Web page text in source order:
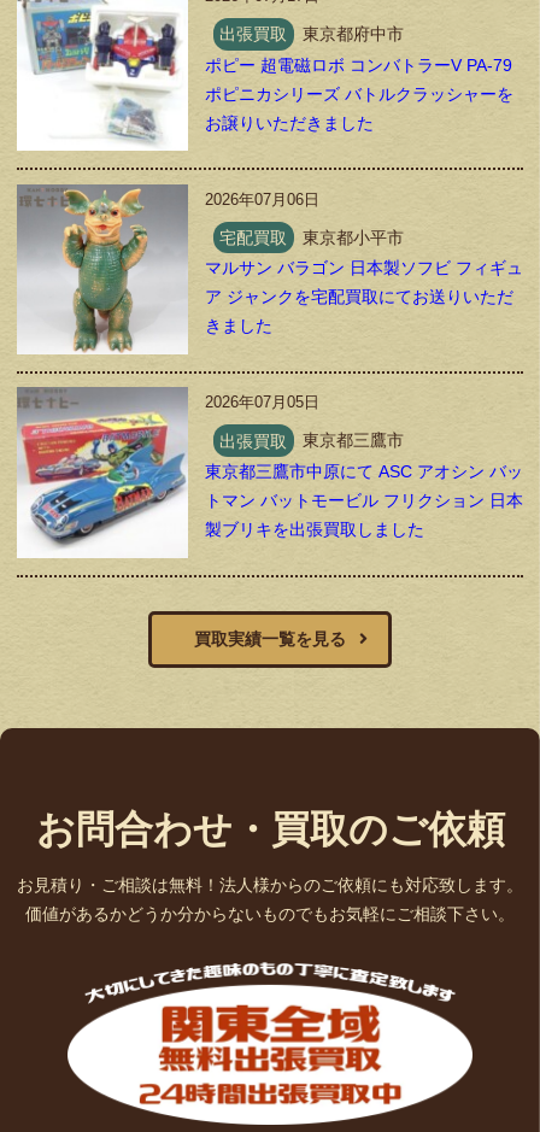
出張買取
東京都府中市
ポピー 超電磁ロボ コンバトラーV PA-79
ポピニカシリーズ バトルクラッシャーを
お譲りいただきました
2026年07月06日
宅配買取
東京都小平市
マルサン バラゴン 日本製ソフビ フィギュ
ア ジャンクを宅配買取にてお送りいただ
きました
2026年07月05日
出張買取
東京都三鷹市
東京都三鷹市中原にて ASC アオシン バッ
トマン バットモービル フリクション 日本
製ブリキを出張買取しました
買取実績一覧を見る
お問合わせ・買取のご依頼
お見積り・ご相談は無料！法人様からのご依頼にも対応致します。
価値があるかどうか分からないものでもお気軽にご相談下さい。